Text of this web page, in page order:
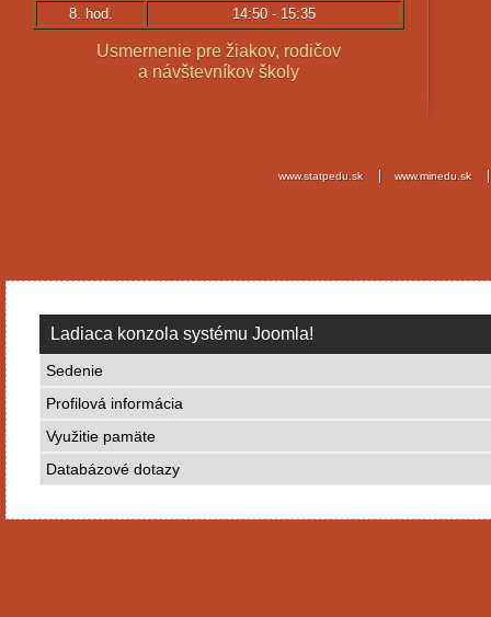
8. hod.
14:50 - 15:35
Usmernenie pre žiakov, rodičov
a návštevníkov školy
www.statpedu.sk www.minedu.sk
Ladiaca konzola systému Joomla!
Sedenie
Profilová informácia
Využitie pamäte
Databázové dotazy